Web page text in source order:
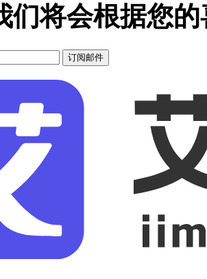
们将会根据您
订阅邮件